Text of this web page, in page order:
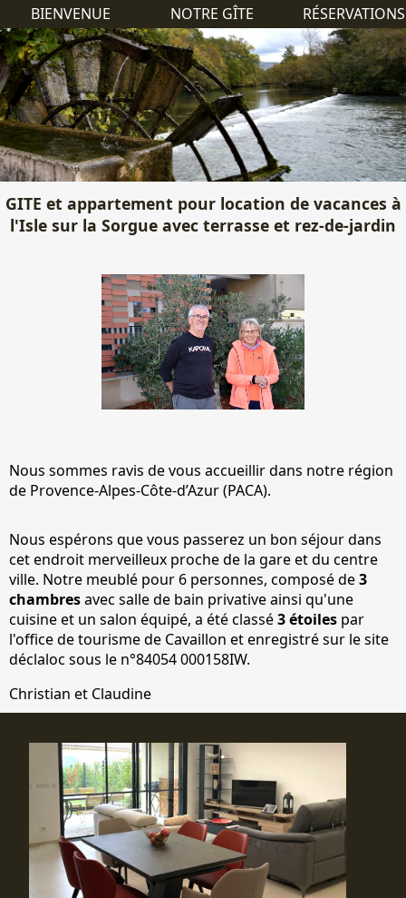
BIENVENUE NOTRE GÎTE RÉSERVATIONS
GITE et appartement pour location de vacances à
l'Isle sur la Sorgue avec terrasse et rez-de-jardin
Nous sommes ravis de vous accueillir dans notre région
de Provence-Alpes-Côte-d’Azur (PACA).
Nous espérons que vous passerez un bon séjour dans
cet endroit merveilleux proche de la gare et du centre
ville. Notre meublé pour 6 personnes, composé de3
chambresavec salle de bain privative ainsi qu'une
cuisine et un salon équipé, a été classé3 étoiles par
l'office de tourisme de Cavaillon et enregistré sur le site
déclaloc sous le n°84054 000158IW.
Christian et Claudine